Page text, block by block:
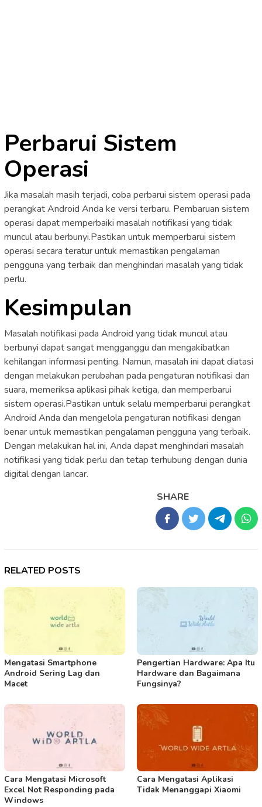
Perbarui Sistem
Operasi
Jika masalah masih terjadi, coba perbarui sistem operasi pada
perangkat Android Anda ke versi terbaru. Pembaruan sistem
operasi dapat memperbaiki masalah notifikasi yang tidak
muncul atau berbunyi.Pastikan untuk memperbarui sistem
operasi secara teratur untuk memastikan pengalaman
pengguna yang terbaik dan menghindari masalah yang tidak
perlu.
Kesimpulan
Masalah notifikasi pada Android yang tidak muncul atau
berbunyi dapat sangat mengganggu dan mengakibatkan
kehilangan informasi penting. Namun, masalah ini dapat diatasi
dengan melakukan perubahan pada pengaturan notifikasi dan
suara, memeriksa aplikasi pihak ketiga, dan memperbarui
sistem operasi.Pastikan untuk selalu memperbarui perangkat
Android Anda dan mengelola pengaturan notifikasi dengan
benar untuk memastikan pengalaman pengguna yang terbaik.
Dengan melakukan hal ini, Anda dapat menghindari masalah
notifikasi yang tidak perlu dan tetap terhubung dengan dunia
digital dengan lancar.
SHARE
RELATED POSTS
Mengatasi Smartphone
Android Sering Lag dan
Macet
Pengertian Hardware: Apa Itu
Hardware dan Bagaimana
Fungsinya?
Cara Mengatasi Microsoft
Excel Not Responding pada
Windows
Cara Mengatasi Aplikasi
Tidak Menanggapi Xiaomi